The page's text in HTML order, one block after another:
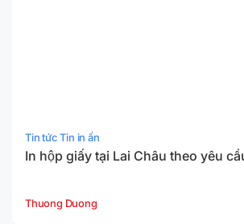
Tin tức Tin in ấn
In hộp giấy tại Lai Châu theo yêu
Thuong Duong